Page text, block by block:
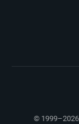
© 1999–2026